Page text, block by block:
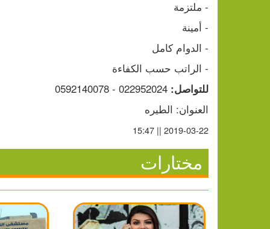
- ملتزمة
- أمينة
- الدوام كامل
- الراتب حسب الكفاءة
للتواصل:
العنوان: الطيره
2019-03-22 || 15:47
مختارات